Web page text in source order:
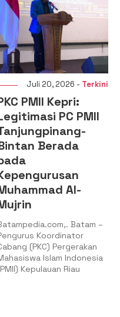
Juli 16, 2026 -Terkini
DPD KNPI
Kepulauan Riau
Audiensi dengan
Pimpinan DPRD
Kepri, Perkuat
Sinergi
Membangun SDM
Pemuda
Batampedia.com,.
Tanjungpinang – Dewan
Pengurus Daerah Komite
Nasional Pemuda Indonesia
(DPD KNPI) Provinsi